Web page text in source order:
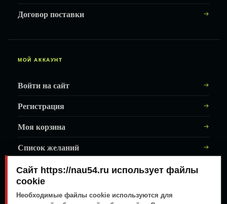
Договор поставки
МОЙ АККАУНТ
Войти на сайт
Регистрация
Моя корзина
Список желаний
АДРЕС МАГАЗИНА
Залесского, 8/1
Сайт https://nau54.ru использует файлы
cookie
Необходимые файлы cookie используются для